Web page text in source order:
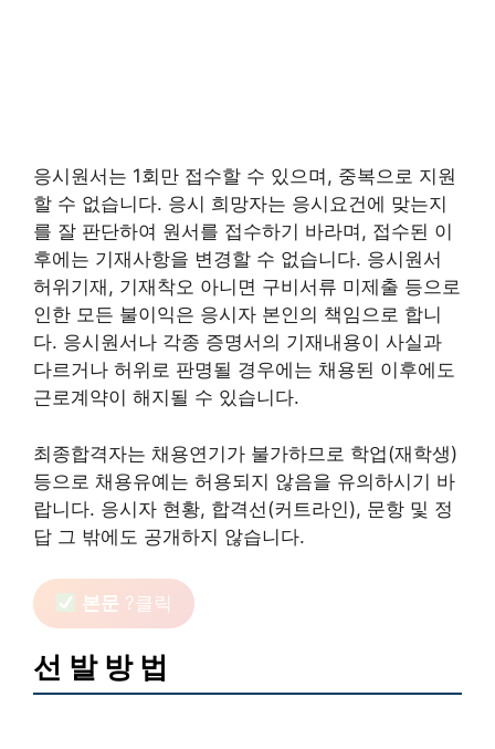
응시원서는 1회만 접수할 수 있으며, 중복으로 지원
할 수 없습니다. 응시 희망자는 응시요건에 맞는지
를 잘 판단하여 원서를 접수하기 바라며, 접수된 이
후에는 기재사항을 변경할 수 없습니다. 응시원서
허위기재, 기재착오 아니면 구비서류 미제출 등으로
인한 모든 불이익은 응시자 본인의 책임으로 합니
다. 응시원서나 각종 증명서의 기재내용이 사실과
다르거나 허위로 판명될 경우에는 채용된 이후에도
근로계약이 해지될 수 있습니다.
최종합격자는 채용연기가 불가하므로 학업(재학생)
등으로 채용유예는 허용되지 않음을 유의하시기 바
랍니다. 응시자 현황, 합격선(커트라인), 문항 및 정
답 그 밖에도 공개하지 않습니다.
본문 ?클릭
선 발 방 법